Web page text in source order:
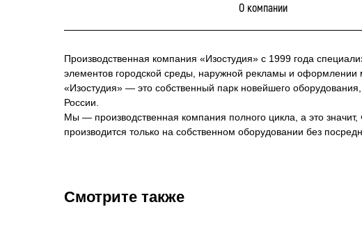
О компании
Производственная компания «Изостудия» с 1999 года
элементов городской среды, наружной рекламы и оформлении
«Изостудия» — это собственный парк новейшего
России.
Мы — производственная компания полного цикла, а это значит,
производится только на собственном оборудовании без
Смотрите также